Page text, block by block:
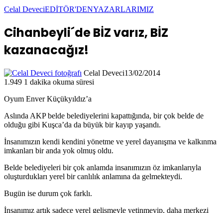
Celal DeveciEDİTÖR'DENYAZARLARIMIZ
Cihanbeyli´de BİZ varız, BİZ
kazanacağız!
Celal Deveci13/02/2014
1.949 1 dakika okuma süresi
Oyum Enver Küçükyıldız’a
Aslında AKP belde belediyelerini kapattığında, bir çok belde de
olduğu gibi Kuşca’da da büyük bir kayıp yaşandı.
İnsanımızın kendi kendini yönetme ve yerel dayanışma ve kalkınma
imkanları bir anda yok olmuş oldu.
Belde belediyeleri bir çok anlamda insanımızın öz imkanlarıyla
oluşturdukları yerel bir canlılık anlamına da gelmekteydi.
Bugün ise durum çok farklı.
İnsanımız artık sadece yerel gelişmeyle yetinmeyip, daha merkezi